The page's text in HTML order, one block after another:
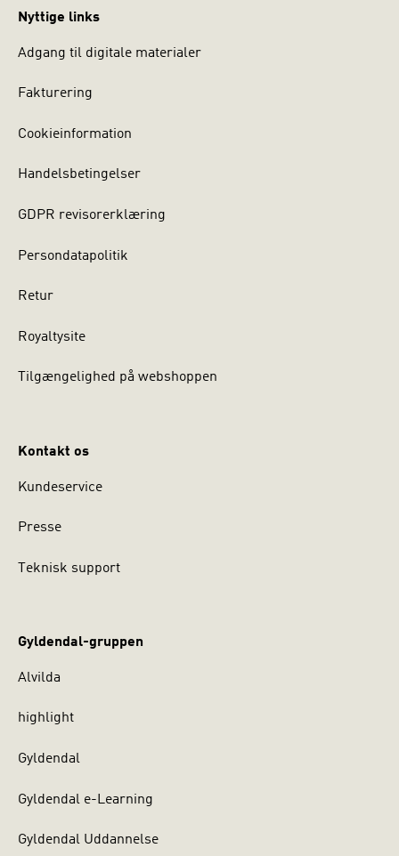
Nyttige links
Adgang til digitale materialer
Fakturering
Cookieinformation
Handelsbetingelser
GDPR revisorerklæring
Persondatapolitik
Retur
Royaltysite
Tilgængelighed på webshoppen
Kontakt os
Kundeservice
Presse
Teknisk support
Gyldendal-gruppen
Alvilda
highlight
Gyldendal
Gyldendal e-Learning
Gyldendal Uddannelse